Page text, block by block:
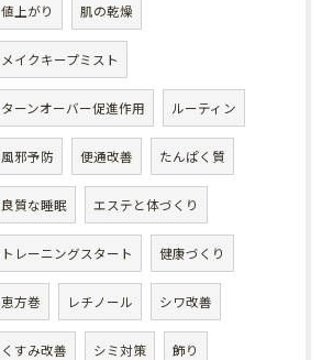
値上がり 肌の乾燥
メイクキープミスト
ターンオーバー促進作用 ルーティン
風邪予防 便通改善 たんぱく質
良質な睡眠 エステと体づくり
トレーニングスタート 健康づくり
恵方巻 レチノール シワ改善
くすみ改善 シミ対策 飾り